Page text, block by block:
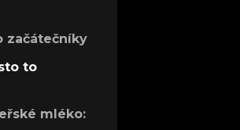
začátečníky
to
mléko: